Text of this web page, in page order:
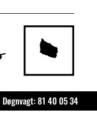
Døgnvagt: 81 40 05 34